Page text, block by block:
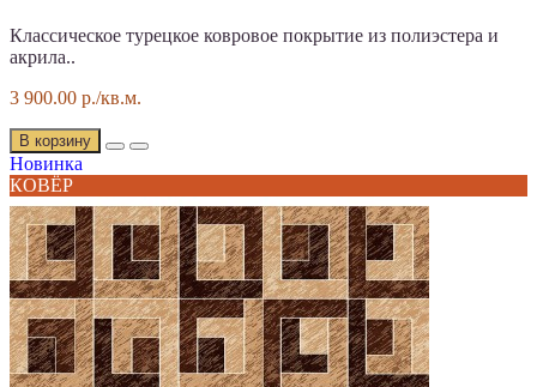
Классическое турецкое ковровое покрытие из полиэстера и
акрила..
3 900.00 р./кв.м.
В корзину
Новинка
КОВЁР